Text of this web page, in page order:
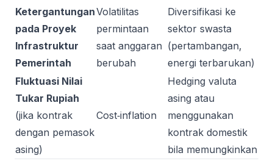
Ketergantungan
pada Proyek
Infrastruktur
Pemerintah
Volatilitas
permintaan
saat anggaran
berubah
Diversifikasi ke
sektor swasta
(pertambangan,
energi terbarukan)
Fluktuasi Nilai
Tukar Rupiah
(jika kontrak
dengan pemasok
asing)
Cost‑inflation
Hedging valuta
asing atau
menggunakan
kontrak domestik
bila memungkinkan